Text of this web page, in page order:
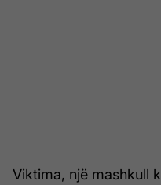
Viktima, një mashkull